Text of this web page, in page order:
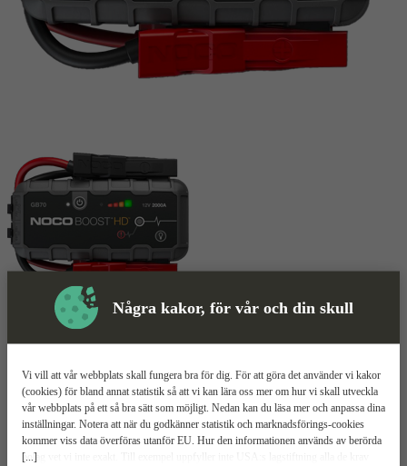
Några kakor, för vår och din skull
[...]
Vi vill att vår webbplats skall fungera bra för dig. För att göra det använder vi kakor
(cookies) för bland annat statistik så att vi kan lära oss mer om hur vi skall utveckla
vår webbplats på ett så bra sätt som möjligt. Nedan kan du läsa mer och anpassa dina
inställningar. Notera att när du godkänner statistik och marknadsförings-cookies
kommer viss data överföras utanför EU. Hur den informationen används av berörda
bolag vet vi inte exakt. Till exempel uppfyller inte USA:s lagstiftning alla de krav
Starthjälp
Noco Genius GB70
2000A
Utgång för medföljande 12V kabel
Upp till 20 starter